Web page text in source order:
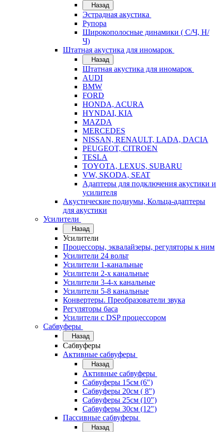
Назад
Эстрадная акустика
Рупора
Широкополосные динамики ( С/Ч, Н/
Ч)
Штатная акустика для иномарок
Назад
Штатная акустика для иномарок
AUDI
BMW
FORD
HONDA, ACURA
HYNDAI, KIA
MAZDA
MERCEDES
NISSAN, RENAULT, LADA, DACIA
PEUGEOT, CITROEN
TESLA
TOYOTA, LEXUS, SUBARU
VW, SKODA, SEAT
Адаптеры для подключения акустики и
усилителя
Акустические подиумы, Кольца-адаптеры
для акустики
Усилители
Назад
Усилители
Процессоры, эквалайзеры, регуляторы к ним
Усилители 24 вольт
Усилители 1-канальные
Усилители 2-х канальные
Усилители 3-4-х канальные
Усилители 5-8 канальные
Конвертеры. Преобразователи звука
Регуляторы баса
Усилители с DSP процессором
Сабвуферы
Назад
Сабвуферы
Активные сабвуферы
Назад
Активные сабвуферы
Сабвуферы 15см (6")
Сабвуферы 20см ( 8")
Сабвуферы 25см (10")
Сабвуферы 30см (12")
Пассивные сабвуферы
Назад